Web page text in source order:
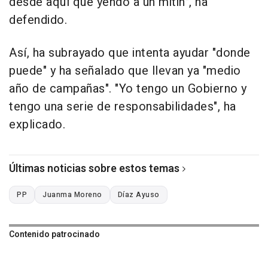
defendido.
Así, ha subrayado que intenta ayudar "donde
puede" y ha señalado que llevan ya "medio
año de campañas". "Yo tengo un Gobierno y
tengo una serie de responsabilidades", ha
explicado.
Últimas noticias sobre estos temas
PP Juanma Moreno Díaz Ayuso
Contenido patrocinado